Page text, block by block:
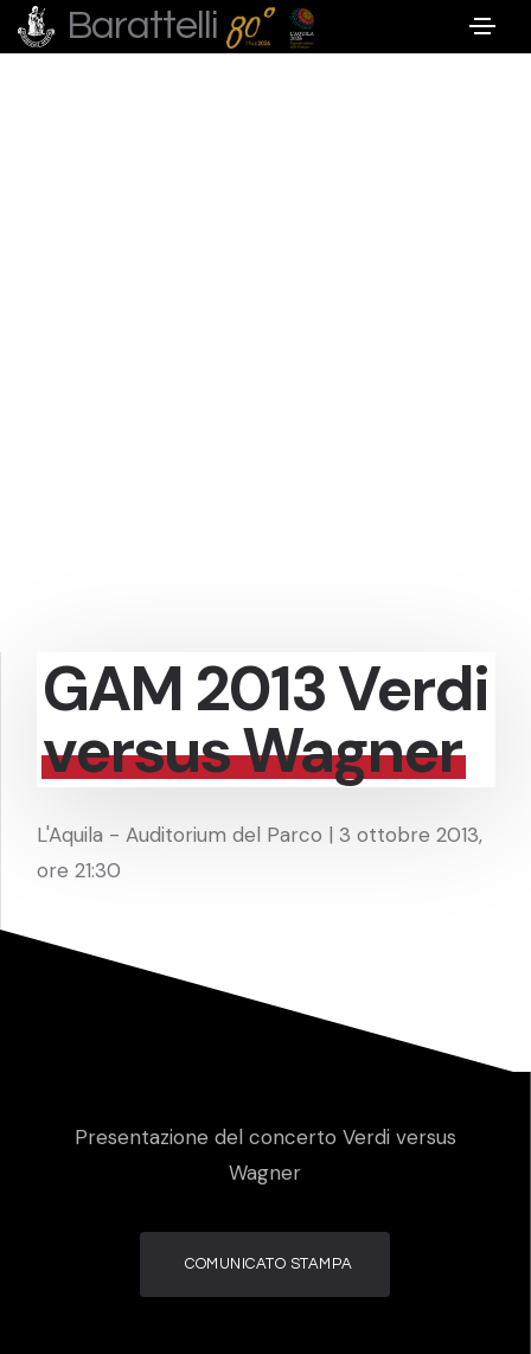
Barattelli
GAM 2013 Verdi
versus Wagner
L'Aquila - Auditorium del Parco | 3 ottobre 2013,
ore 21:30
Presentazione del concerto Verdi versus
Wagner
COMUNICATO STAMPA